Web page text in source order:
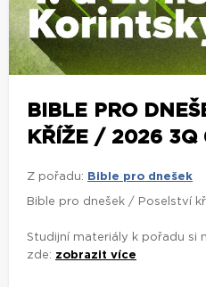
BIBLE PRO
KŘÍŽE / 2026 3Q
Z pořadu: Bible pro dnešek
Bible pro dnešek / Poselství
Studijní materiály k pořadu si
zde: zobrazit více